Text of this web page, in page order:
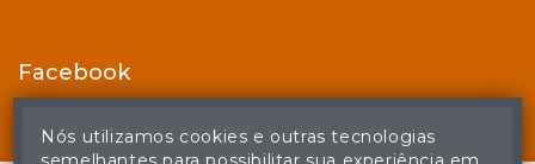
Facebook
Nós utilizamos cookies e outras tecnologias